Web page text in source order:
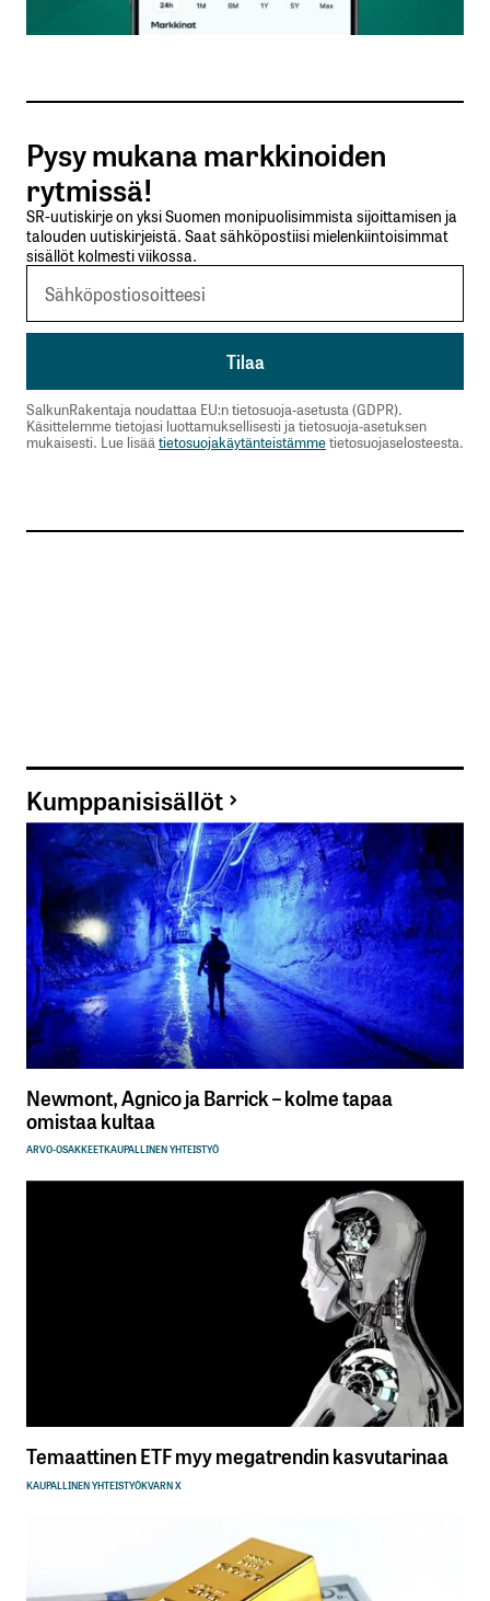
Sähköpostiosoitteesi
Tilaa SalkunRakentajan uutiskirje
Lähetä kommentti
Pysy mukana markkinoiden
rytmissä!
SR-uutiskirje on yksi Suomen monipuolisimmista sijoittamisen ja
talouden uutiskirjeistä. Saat sähköpostiisi mielenkiintoisimmat
sisällöt kolmesti viikossa.
SalkunRakentaja noudattaa EU:n tietosuoja-asetusta (GDPR).
Käsittelemme tietojasi luottamuksellisesti ja tietosuoja-asetuksen
mukaisesti. Lue lisää tietosuojakäytänteistämmetietosuojaselosteesta.
Kumppanisisällöt
Newmont, Agnico ja Barrick – kolme tapaa
omistaa kultaa
ARVO-OSAKKEETKAUPALLINEN YHTEISTYÖ
Temaattinen ETF myy megatrendin kasvutarinaa
KAUPALLINEN YHTEISTYÖKVARN X